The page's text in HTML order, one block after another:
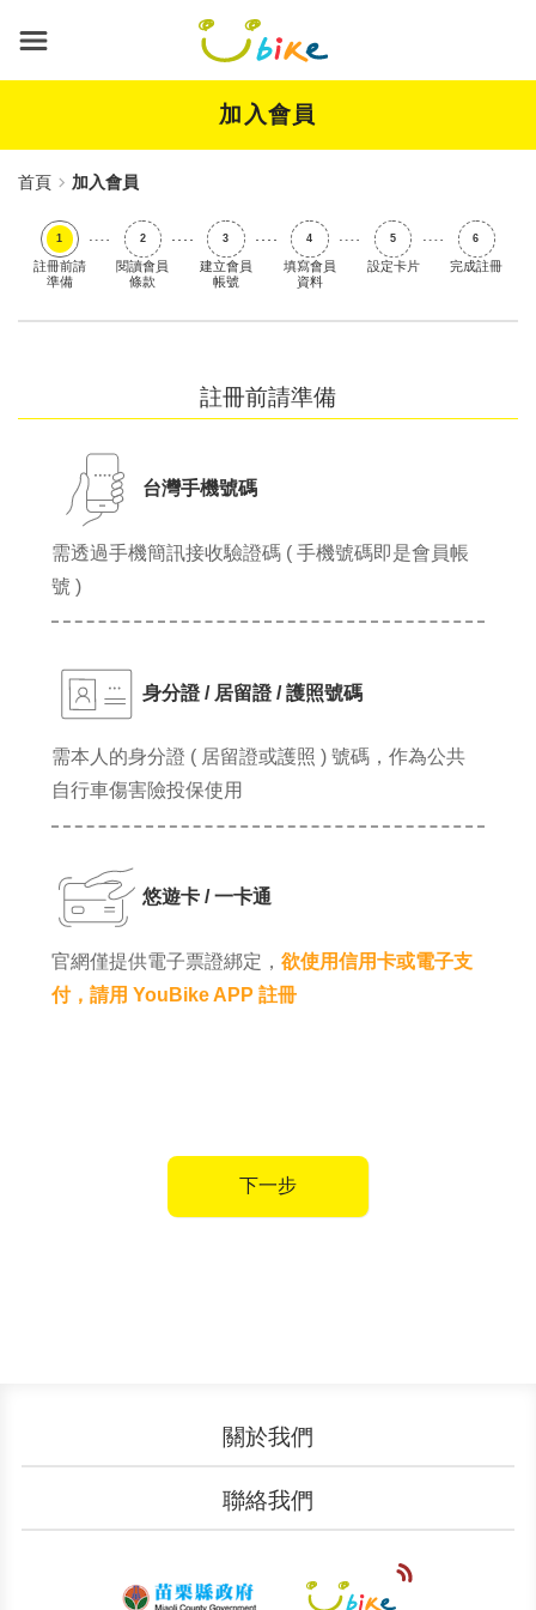
要
加入會員
首頁 加入會員
註冊前請
準備
閱讀會員
條款
建立會員
帳號
填寫會員
資料
設定卡片 完成註冊
註冊前請準備
台灣手機號碼
需透過手機簡訊接收驗證碼 ( 手機號碼即是會員帳
號 )
身分證 / 居留證 / 護照號碼
需本人的身分證 ( 居留證或護照 ) 號碼，作為公共
自行車傷害險投保使用
悠遊卡 / 一卡通
官網僅提供電子票證綁定，欲使用信用卡或電子支
付，請用 YouBike APP 註冊
下一步
關於我們
加入我們
聯絡我們